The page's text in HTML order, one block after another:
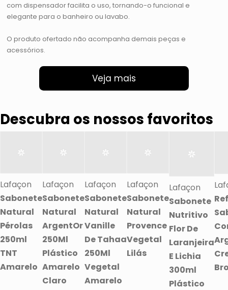
com dispensador facilita o uso, tornando-o funcional e
elegante para o banheiro ou lavabo.
O produto ofertado não acompanha demais peças e
acessórios.
Veja mais
Descubra os nossos favoritos
Lafaçon
Sabonete
Natural
Pérolas
250ml
TNT
Amarelo
Lafaçon
Sabonete
Natural
ArgentOr
250Ml
Plástico
Amarelo
Claro
Lafaçon
Sabonete
Natural
Vanille
De Tahaa
250Ml
Vegetal
Amarelo
Lafaçon
Sabonete
Natural
Provence
Vegetal
Lilás
Lafaçon
Sabonete
Nutritivo
Flor De
Laranjeira
E Lichia
300ml
Plástico